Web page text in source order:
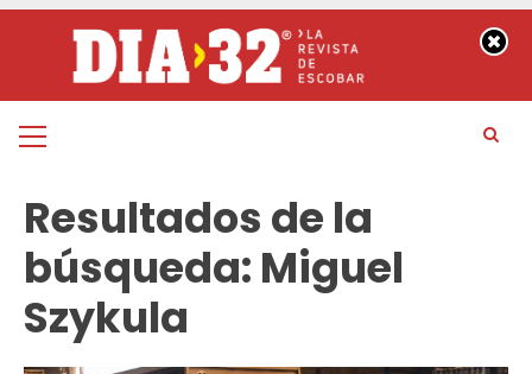
contenido
Menú
Resultados de la
búsqueda: Miguel
Szykula